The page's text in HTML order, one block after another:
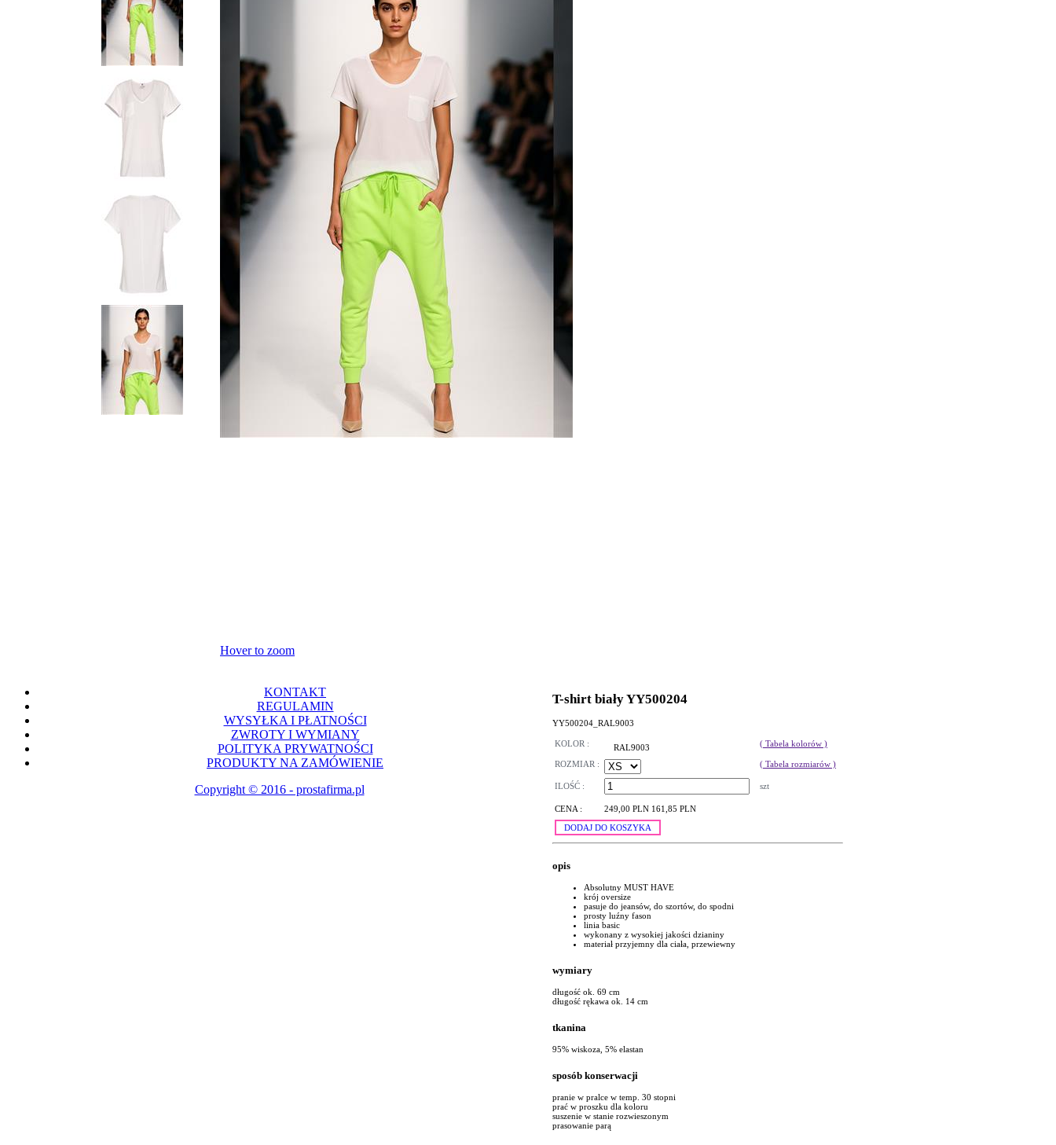
Hover to zoom
T-shirt biały YY500204
YY500204_RAL9003
KOLOR : RAL9003 ( Tabela kolorów )
ROZMIAR : ( Tabela rozmiarów )
ILOŚĆ : szt
CENA : 249,00 PLN 161,85 PLN
DODAJ DO KOSZYKA
opis
Absolutny MUST HAVE
krój oversize
pasuje do jeansów, do szortów, do spodni
prosty luźny fason
linia basic
wykonany z wysokiej jakości dzianiny
materiał przyjemny dla ciała, przewiewny
wymiary
długość ok. 69 cm
długość rękawa ok. 14 cm
tkanina
95% wiskoza, 5% elastan
sposób konserwacji
pranie w pralce w temp. 30 stopni
prać w proszku dla koloru
suszenie w stanie rozwieszonym
prasowanie parą
KONTAKT
REGULAMIN
WYSYŁKA I PŁATNOŚCI
ZWROTY I WYMIANY
POLITYKA PRYWATNOŚCI
PRODUKTY NA ZAMÓWIENIE
Copyright © 2016 - prostafirma.pl